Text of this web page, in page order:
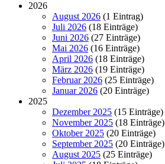
2026
August 2026 (1 Eintrag)
Juli 2026 (18 Einträge)
Juni 2026 (27 Einträge)
Mai 2026 (16 Einträge)
April 2026 (18 Einträge)
März 2026 (19 Einträge)
Februar 2026 (25 Einträge)
Januar 2026 (20 Einträge)
2025
Dezember 2025 (15 Einträge)
November 2025 (18 Einträge)
Oktober 2025 (20 Einträge)
September 2025 (20 Einträge)
August 2025 (25 Einträge)